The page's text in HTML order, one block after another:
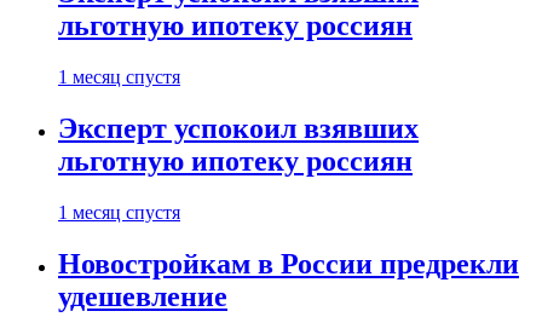
льготную ипотеку россиян
1 месяц спустя
Эксперт успокоил взявших
льготную ипотеку россиян
1 месяц спустя
Новостройкам в России предрекли
удешевление